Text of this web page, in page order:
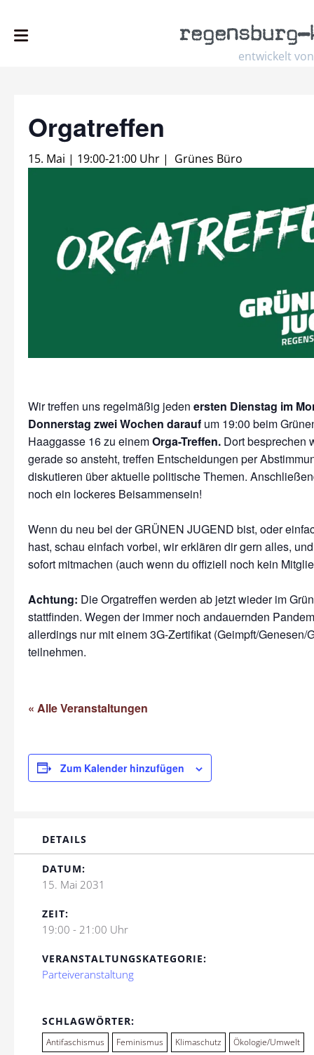
entwickelt von
regensburg–
Orgatreffen
15. Mai | 19:00-21:00 Uhr | Grünes Büro
Wir treffen uns regelmäßig jeden ersten Dienstag im
Donnerstag zwei Wochen darauf um 19:00 beim
Haaggasse 16 zu einemOrga-Treffen. Dort besprechen
gerade so ansteht, treffen Entscheidungen per
diskutieren über aktuelle politische Themen.
noch ein lockeres Beisammensein!
Wenn du neu bei der GRÜNEN JUGEND bist, oder
hast, schau einfach vorbei, wir erklären dir gern alles,
sofort mitmachen (auch wenn du offiziell noch kein
Achtung: Die Orgatreffen werden ab jetzt wieder im
stattfinden. Wegen der immer noch andauernden
allerdings nur mit einem 3G-Zertifikat (Geimpft/Genesen/
teilnehmen.
« Alle Veranstaltungen
Zum Kalender hinzufügen
DETAILS
DATUM:
15. Mai 2031
ZEIT:
19:00 - 21:00 Uhr
VERANSTALTUNGSKATEGORIE:
Parteiveranstaltung
SCHLAGWÖRTER:
Antifaschismus Feminismus Klimaschutz Ökologie/Umwelt